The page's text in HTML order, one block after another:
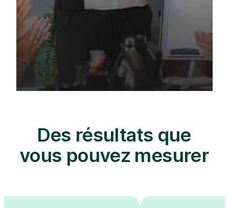
Des résultats que
vous pouvez mesurer